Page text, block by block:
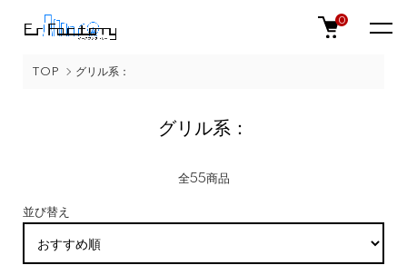
0
TOP グリル系：
グリル系：
全55商品
並び替え